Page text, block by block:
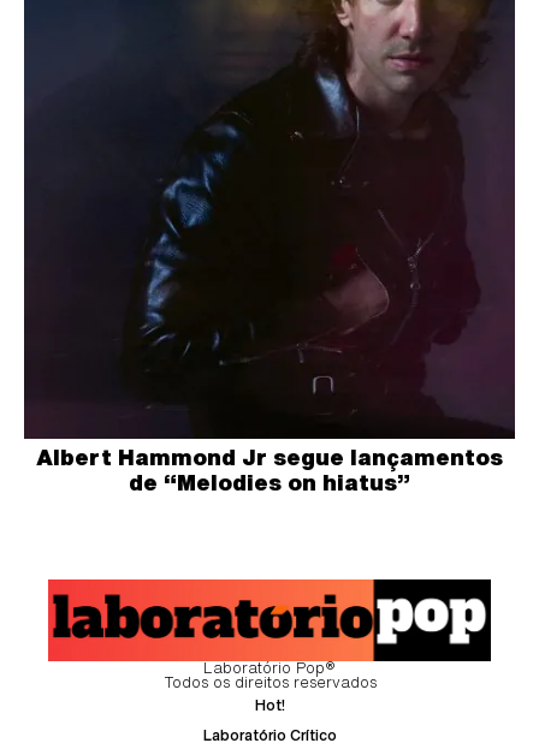
Albert Hammond Jr segue lançamentos
de “Melodies on hiatus”
Laboratório Pop®
Todos os direitos reservados
Hot!
Laboratório Crítico